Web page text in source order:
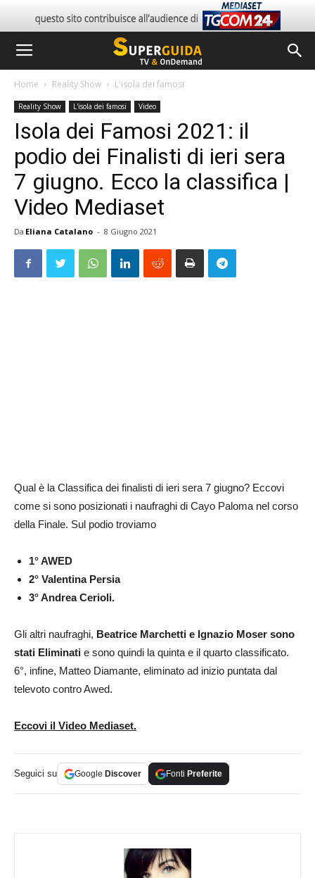
Home Reality Show L'isola dei famosi
Reality Show L'isola dei famosi Video
Isola dei Famosi 2021: il
podio dei Finalisti di ieri sera
7 giugno. Ecco la classifica |
Video Mediaset
Da Eliana Catalano - 8 Giugno 2021
Qual è la Classifica dei finalisti di ieri sera 7 giugno? Eccovi
come si sono posizionati i naufraghi di Cayo Paloma nel corso
della Finale. Sul podio troviamo
1° AWED
2° Valentina Persia
3° Andrea Cerioli.
Gli altri naufraghi, Beatrice Marchetti e Ignazio Moser sono
stati Eliminati e sono quindi la quinta e il quarto classificato.
6°, infine, Matteo Diamante, eliminato ad inizio puntata dal
televoto contro Awed.
Eccovi il Video Mediaset.
Seguici su Google Discover Fonti Preferite